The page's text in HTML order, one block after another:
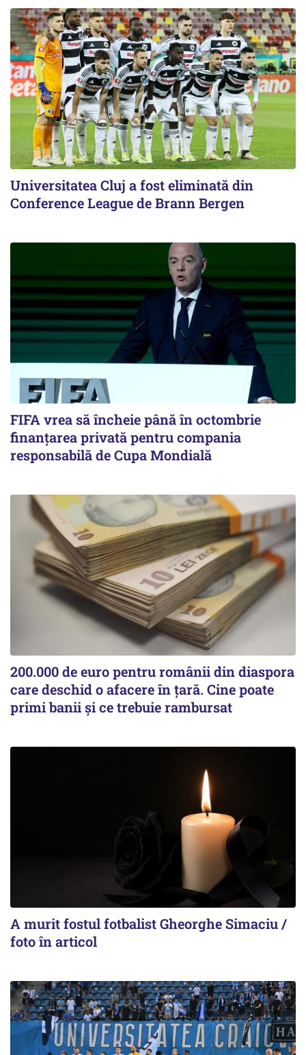
Universitatea Cluj a fost eliminată din
Conference League de Brann Bergen
FIFA vrea să încheie până în octombrie
finanțarea privată pentru compania
responsabilă de Cupa Mondială
200.000 de euro pentru românii din diaspora
care deschid o afacere în țară. Cine poate
primi banii și ce trebuie rambursat
A murit fostul fotbalist Gheorghe Simaciu /
foto în articol